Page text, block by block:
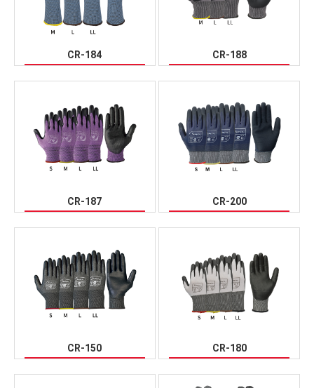
CR-184 CR-188
CR-187 CR-200
CR-150 CR-180